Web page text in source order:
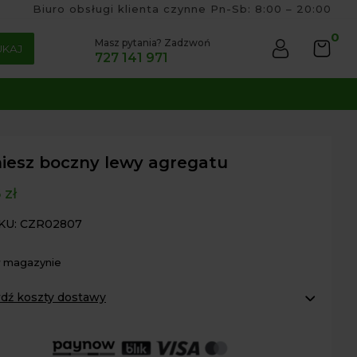
Biuro obsługi klienta czynne Pn-Sb: 8:00 – 20:00
Masz pytania? Zadzwoń
727 141 971
0
boczny lewy agregatu
zł
CZR02807
magazynie
koszty dostawy
osobisty:Oblekoń 156a, 28-133 Pacanów